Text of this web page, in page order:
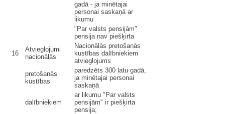
gadā - ja minētajai
personai saskaņā ar
likumu
"Par valsts pensijām"
pensija nav piešķirta
16
Atvieglojumi
nacionālās
Nacionālās pretošanās
kustības dalībniekiem
atvieglojums
pretošanās
kustības
paredzēts 300 latu gadā,
ja minētajai personai
saskaņā
dalībniekiem
ar likumu "Par valsts
pensijām" ir piešķirta
pensija;